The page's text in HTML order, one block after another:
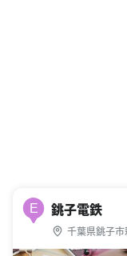
E 銚子電鉄
千葉県銚子